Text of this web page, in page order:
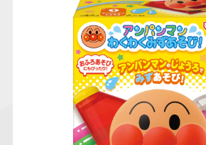
LINK TRAVELERS プリキュアシリーズ
チョコボックス チョコサプ